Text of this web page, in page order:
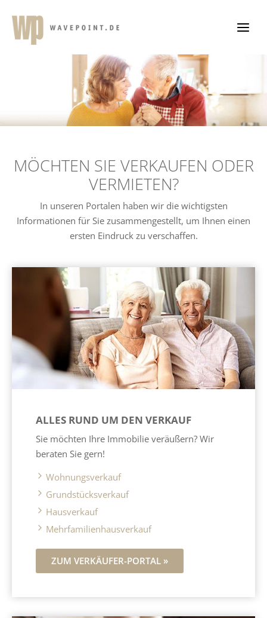
Inhalt
springen
MÖCHTEN SIE VERKAUFEN ODER
VERMIETEN?
In unseren Portalen haben wir die wichtigsten
Informationen für Sie zusammengestellt, um Ihnen einen
ersten Eindruck zu verschaffen.
ALLES RUND UM DEN VERKAUF
Sie möchten Ihre Immobilie veräußern? Wir
beraten Sie gern!
Wohnungsverkauf
Grundstücksverkauf
Hausverkauf
Mehrfamilienhausverkauf
ZUM VERKÄUFER-PORTAL »